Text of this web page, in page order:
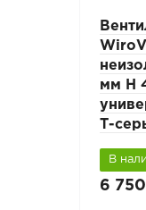
мм Н
Т-
В
6